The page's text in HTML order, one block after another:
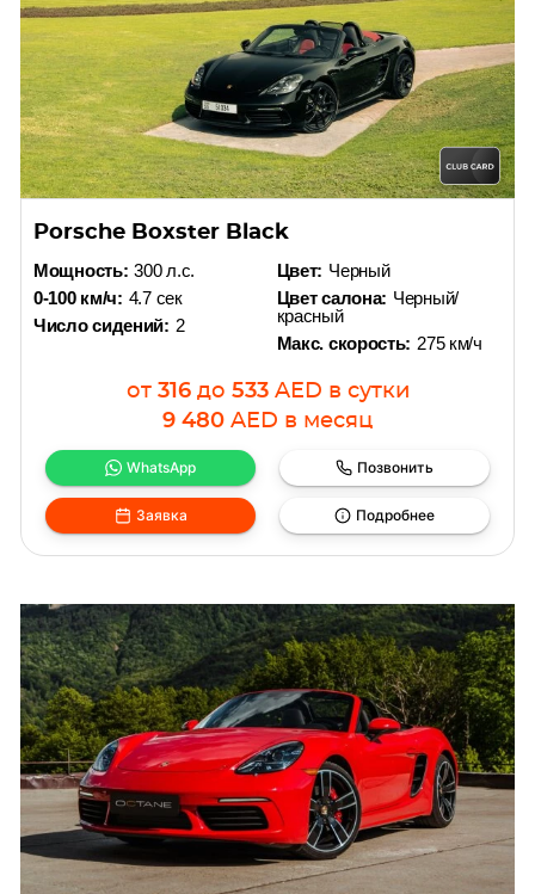
Porsche Boxster Black
Мощность: 300 л.с.
0-100 км/ч: 4.7 сек
Число сидений: 2
Цвет: Черный
Цвет салона: Черный/
красный
Макс. скорость: 275 км/ч
от 316 до 533 AED в сутки
9 480 AED в месяц
WhatsApp Позвонить
Заявка Подробнее